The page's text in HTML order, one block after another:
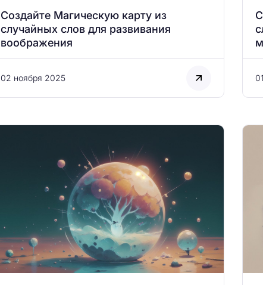
Создайте Магическую карту из
случайных слов для развивания
воображения
02 ноября 2025